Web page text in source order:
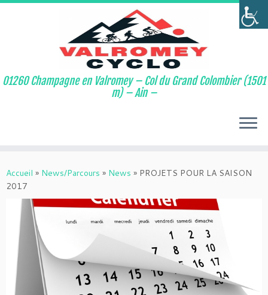
au
contenu
01260 Champagne en Valromey – Col du Grand Colombier (1501
m) – Ain –
Accueil » News/Parcours » News » PROJETS POUR LA SAISON
2017